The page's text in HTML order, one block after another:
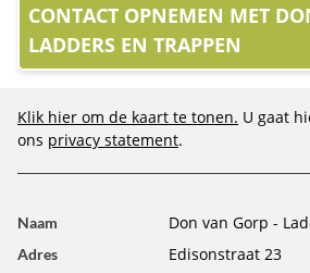
CONTACT OPNEMEN MET
LADDERS EN TRAPPEN
Klik hier om de kaart te tonen. U gaat
ons privacy statement.
Naam Don van Gorp -
Adres Edisonstraat 23